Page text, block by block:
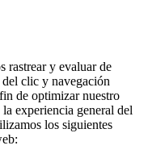
rastrear y evaluar de
clic y navegación
de optimizar nuestro
experiencia general del
los siguientes